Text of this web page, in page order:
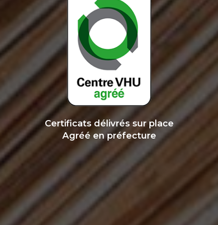
Certificats délivrés sur place
Agréé en préfecture